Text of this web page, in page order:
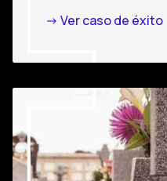
-> Ver caso de éxito